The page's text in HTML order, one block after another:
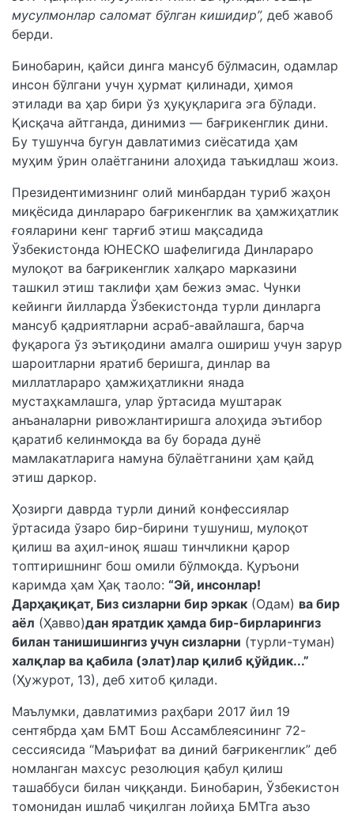
мусулмонлар саломат бўлган кишидир”, деб жавоб
берди.
Бинобарин, қайси динга мансуб бўлмасин, одамлар
инсон бўлгани учун ҳурмат қилинади, ҳимоя
этилади ва ҳар бири ўз ҳуқуқларига эга бўлади.
Қисқача айтганда, динимиз — бағрикенглик дини.
Бу тушунча бугун давлатимиз сиёсатида ҳам
муҳим ўрин олаётганини алоҳида таъкидлаш жоиз.
Президентимизнинг олий минбардан туриб жаҳон
миқёсида динлараро бағрикенглик ва ҳамжиҳатлик
ғояларини кенг тарғиб этиш мақсадида
Ўзбекистонда ЮНЕСКО шафелигида Динлараро
мулоқот ва бағрикенглик халқаро марказини
ташкил этиш таклифи ҳам бежиз эмас. Чунки
кейинги йилларда Ўзбекистонда турли динларга
мансуб қадриятларни асраб-авайлашга, барча
фуқарога ўз эътиқодини амалга ошириш учун зарур
шароитларни яратиб беришга, динлар ва
миллатлараро ҳамжиҳатликни янада
мустаҳкамлашга, улар ўртасида муштарак
анъаналарни ривожлантиришга алоҳида эътибор
қаратиб келинмоқда ва бу борада дунё
мамлакатларига намуна бўлаётганини ҳам қайд
этиш даркор.
Ҳозирги даврда турли диний конфессиялар
ўртасида ўзаро бир-бирини тушуниш, мулоқот
қилиш ва аҳил-иноқ яшаш тинчликни қарор
топтиришнинг бош омили бўлмоқда. Қуръони
каримда ҳам Ҳақ таоло: “Эй, инсонлар!
Дарҳақиқат, Биз сизларни бир эркак (Одам) ва бир
аёл (Ҳавво)дан яратдик ҳамда бир-бирларингиз
билан танишишингиз учун сизларни (турли-туман)
халқлар ва қабила (элат)лар қилиб қўйдик...”
(Ҳужурот, 13), деб хитоб қилади.
Маълумки, давлатимиз раҳбари 2017 йил 19
сентябрда ҳам БМТ Бош Ассамблеясининг 72-
сессиясида “Маърифат ва диний бағрикенглик” деб
номланган махсус резолюция қабул қилиш
ташаббуси билан чиққанди. Бинобарин, Ўзбекистон
томонидан ишлаб чиқилган лойиҳа БМТга аъзо